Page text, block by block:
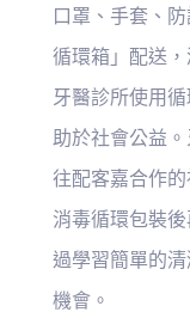
口罩、手套、
循環箱」配送
牙醫診所使用
助於社會公益
往配客嘉合作
消毒循環包裝
過學習簡單的
機會。